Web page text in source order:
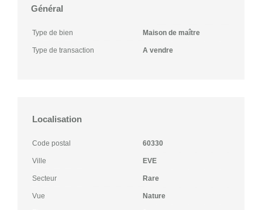
Général
Type de bien Maison de maître
Type de transaction A vendre
Localisation
Code postal 60330
Ville EVE
Secteur Rare
Vue Nature